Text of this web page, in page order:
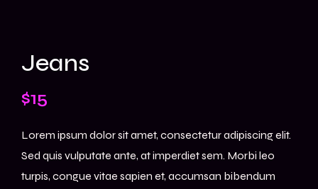
Jeans
$15
Lorem ipsum dolor sit amet, consectetur adipiscing elit.
Sed quis vulputate ante, at imperdiet sem. Morbi leo
turpis, congue vitae sapien et, accumsan bibendum